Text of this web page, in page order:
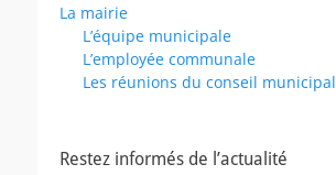
La mairie
L’équipe municipale
L’employée communale
Les réunions du conseil municipal
Restez informés de l’actualité